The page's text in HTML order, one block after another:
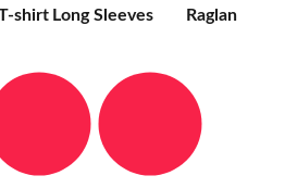
shirt Long Sleeves Raglan